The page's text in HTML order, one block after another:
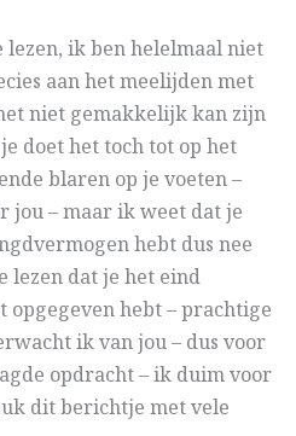
ik ben helelmaal niet
aan het meelijden met
niet gemakkelijk kan zijn
doet het toch tot op het
blaren op je voeten –
jou – maar ik weet dat je
hebt dus nee
lezen dat je het eind
opgegeven hebt – prachtige
ik van jou – dus voor
opdracht – ik duim voor
dit berichtje met vele